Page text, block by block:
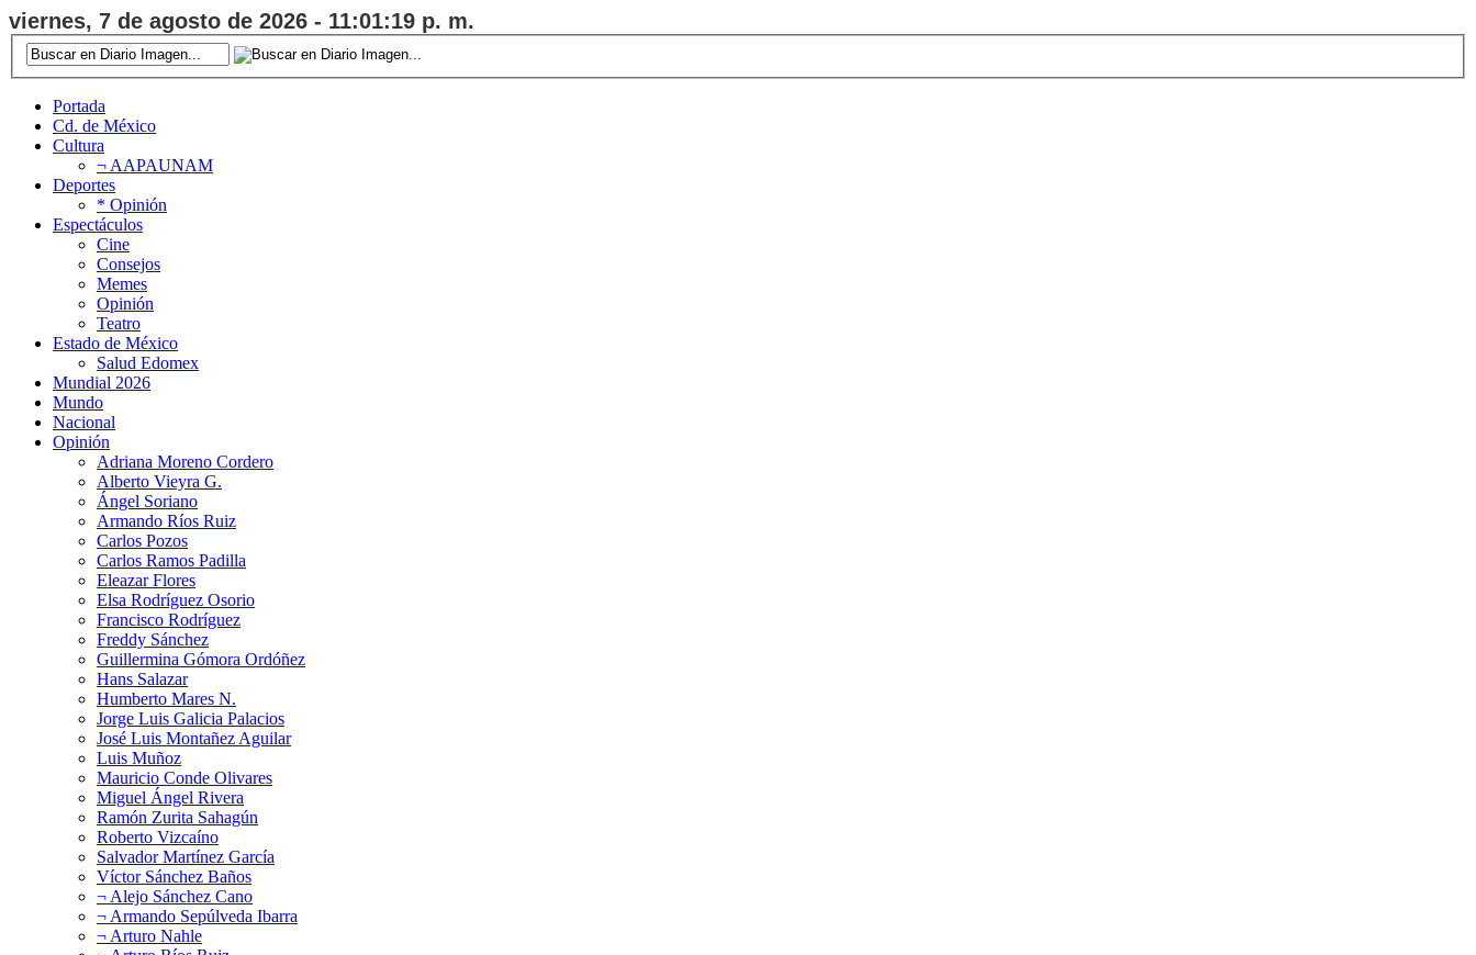
viernes, 7 de agosto de 2026 - 11:01:19 p. m.
Portada
Cd. de México
Cultura
¬ AAPAUNAM
Deportes
* Opinión
Espectáculos
Cine
Consejos
Memes
Opinión
Teatro
Estado de México
Salud Edomex
Mundial 2026
Mundo
Nacional
Opinión
Adriana Moreno Cordero
Alberto Vieyra G.
Ángel Soriano
Armando Ríos Ruiz
Carlos Pozos
Carlos Ramos Padilla
Eleazar Flores
Elsa Rodríguez Osorio
Francisco Rodríguez
Freddy Sánchez
Guillermina Gómora Ordóñez
Hans Salazar
Humberto Mares N.
Jorge Luis Galicia Palacios
José Luis Montañez Aguilar
Luis Muñoz
Mauricio Conde Olivares
Miguel Ángel Rivera
Ramón Zurita Sahagún
Roberto Vizcaíno
Salvador Martínez García
Víctor Sánchez Baños
¬ Alejo Sánchez Cano
¬ Armando Sepúlveda Ibarra
¬ Arturo Nahle